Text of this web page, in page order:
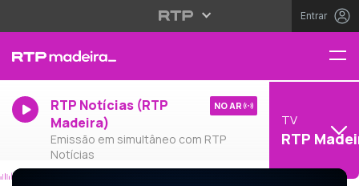
Entrar
RTP Notícias (RTP
Madeira)
Emissão em simultâneo com RTP
Notícias
NO AR
TV
RTP